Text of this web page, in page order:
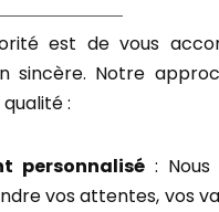
est de vous
sincère. Notre
:
personnalisé :
vos attentes, vos